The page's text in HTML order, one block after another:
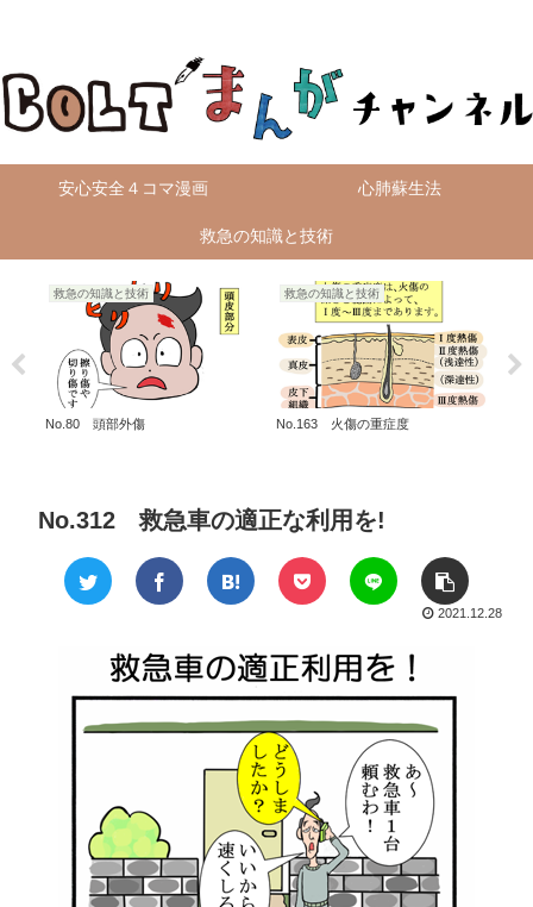
安心安全４コマ漫画 心肺蘇生法
救急の知識と技術
救急の知識と技術
No.80 頭部外傷
救急の知識と技術
No.163 火傷の重症度
No.312 救急車の適正な利用を!
2021.12.28